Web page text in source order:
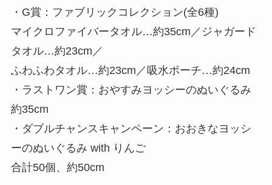
・G賞：ファブリックコレクション(全6種)
マイクロファイバータオル…約35cm／ジャガード
タオル…約23cm／
ふわふわタオル…約23cm／吸水ポーチ…約24cm
・ラストワン賞：おやすみヨッシーのぬいぐるみ
約35cm
・ダブルチャンスキャンペーン：おおきなヨッシ
ーのぬいぐるみ with りんご
合計50個、約50cm